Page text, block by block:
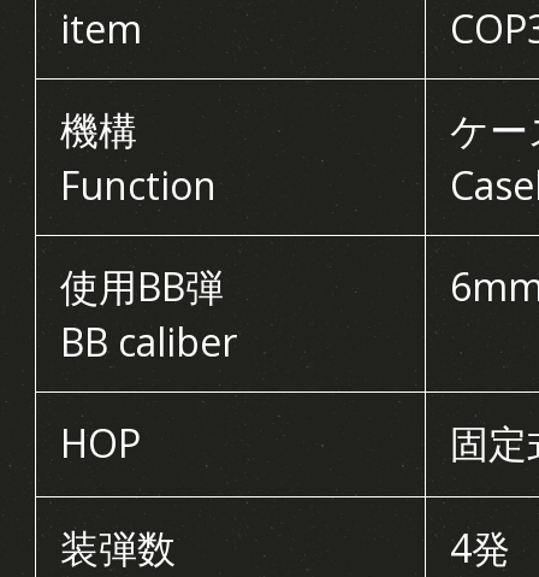
item
機構
Function
ケ
使用BB弾
BB caliber
HOP 固定
装弾数
4発